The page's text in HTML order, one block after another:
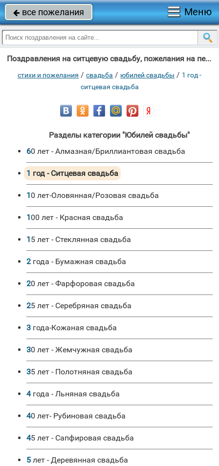
 все пожелания Меню
Поздравления на ситцевую свадьбу, пожелания на первую годовщину, поздравления на первый юбилей
стихи и пожелания /свадьба / юбилей свадьбы / 1 год -
ситцевая свадьба
Разделы категории "Юбилей свадьбы"
60 лет - Алмазная/Бриллиантовая свадьба
1 год - Ситцевая свадьба
10 лет-Оловянная/Розовая свадьба
100 лет - Красная свадьба
15 лет - Стеклянная свадьба
2 года - Бумажная свадьба
20 лет - Фарфоровая свадьба
25 лет - Серебряная свадьба
3 года-Кожаная свадьба
30 лет - Жемчужная свадьба
35 лет - Полотняная свадьба
4 года - Льняная свадьба
40 лет- Рубиновая свадьба
45 лет - Сапфировая свадьба
5 лет - Деревянная свадьба